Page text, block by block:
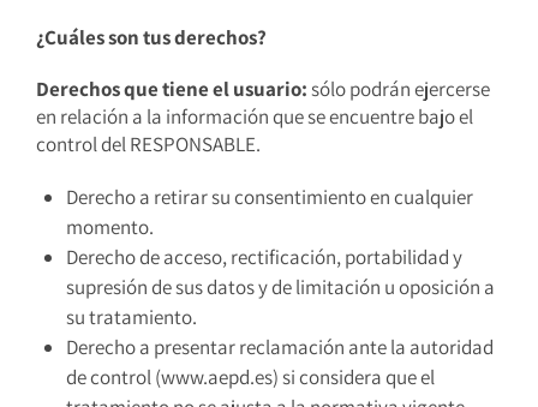
¿Cuáles son tus derechos?
Derechos que tiene el usuario:sólo podrán ejercerse
en relación a la información que se encuentre bajo el
control del RESPONSABLE.
Derecho a retirar su consentimiento en cualquier
momento.
Derecho de acceso, rectificación, portabilidad y
supresión de sus datos y de limitación u oposición a
su tratamiento.
Derecho a presentar reclamación ante la autoridad
de control (www.aepd.es) si considera que el